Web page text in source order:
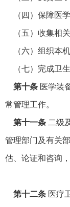
（四）保障医
（五）收集相
（六）组织本
（七）完成卫
第十条 医学装
常管理工作。
第十一条 二级
管理部门及有关
估、论证和咨询
第十二条 医疗